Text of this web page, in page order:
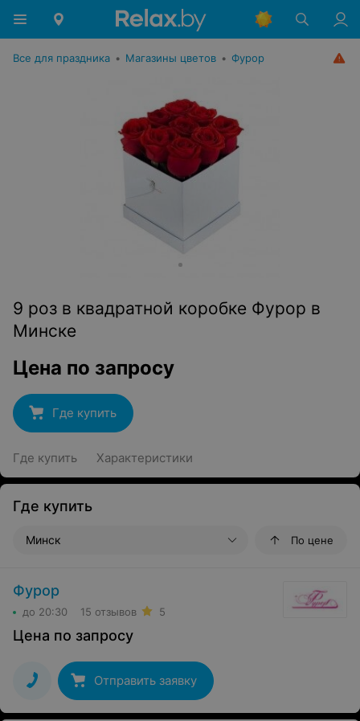
Все для праздника • Магазины цветов • Фурор
9 роз в квадратной коробке Фурор в
Минске
Цена по запросу
Где купить
Где купить Характеристики
Где купить
Минск По цене
Фурор
до 20:30 15 отзывов 5
Цена по запросу
Отправить заявку